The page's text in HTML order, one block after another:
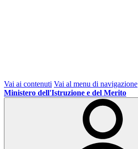
Vai ai contenuti Vai al menu di navigazione
Ministero dell'Istruzione e del Merito